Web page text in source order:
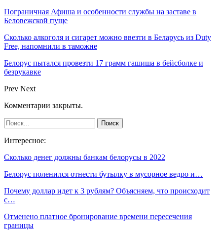
Пограничная Афиша и особенности службы на заставе в
Беловежской пуще
Сколько алкоголя и сигарет можно ввезти в Беларусь из Duty
Free, напомнили в таможне
Белорус пытался провезти 17 грамм гашиша в бейсболке и
безрукавке
Prev Next
Комментарии закрыты.
Интересное:
Сколько денег должны банкам белорусы в 2022
Белорус поленился отнести бутылку в мусорное ведро и…
Почему доллар идет к 3 рублям? Объясняем, что происходит
с…
Отменено платное бронирование времени пересечения
границы